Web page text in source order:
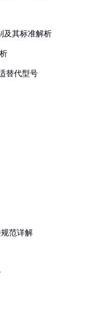
及其标准解析
替代型号
范详解